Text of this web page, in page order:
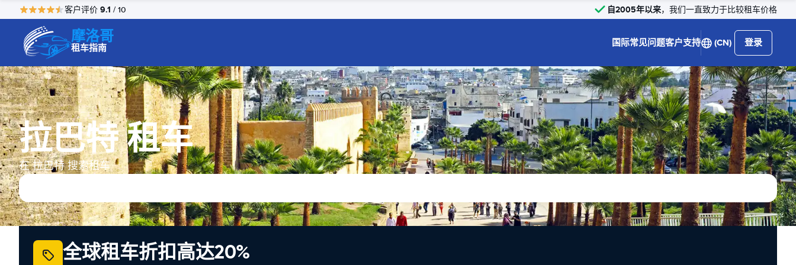
客户评价 9.1 / 10 自2005年以来，我们一直致力于比较租车价格
摩洛哥
租车指南 国际常见问题客户支持 (CN) 登录
拉巴特 租车
在 拉巴特 搜索租车
全球租车折扣高达20%